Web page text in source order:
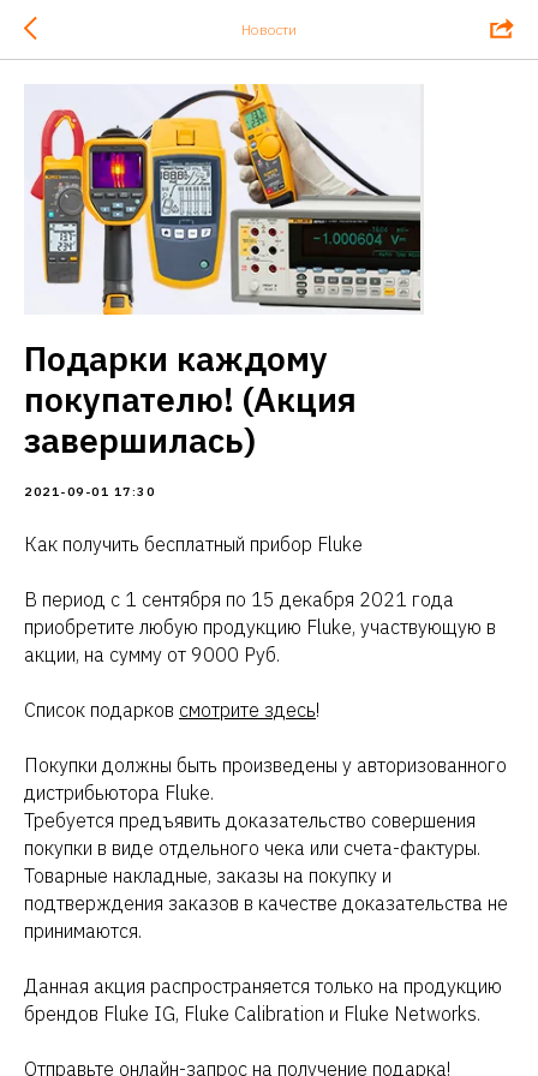
Новости
Подарки каждому
покупателю! (Акция
завершилась)
2021-09-01 17:30
Как получить бесплатный прибор Fluke
В период с 1 сентября по 15 декабря 2021 года
приобретите любую продукцию Fluke, участвующую в
акции, на сумму от 9000 Руб.
Список подарков смотрите здесь!
Покупки должны быть произведены у авторизованного
дистрибьютора Fluke.
Требуется предъявить доказательство совершения
покупки в виде отдельного чека или счета-фактуры.
Товарные накладные, заказы на покупку и
подтверждения заказов в качестве доказательства не
принимаются.
Данная акция распространяется только на продукцию
брендов Fluke IG, Fluke Calibration и Fluke Networks.
Отправьте онлайн-запрос на получение подарка!